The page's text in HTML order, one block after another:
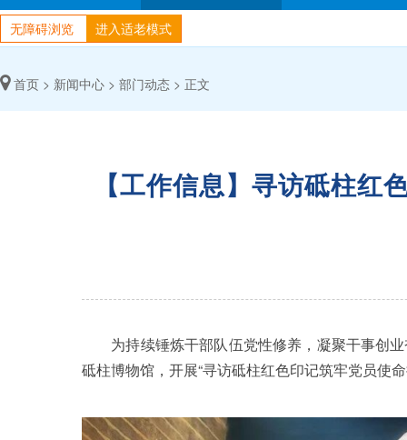
无障碍浏览 进入适老模式
首页 > 新闻中心 > 部门动态 > 正文
【工作信息】寻访砥柱
为持续锤炼干部队伍党性修养，凝聚干事创业
砥柱博物馆，开展“寻访砥柱红色印记筑牢党员使